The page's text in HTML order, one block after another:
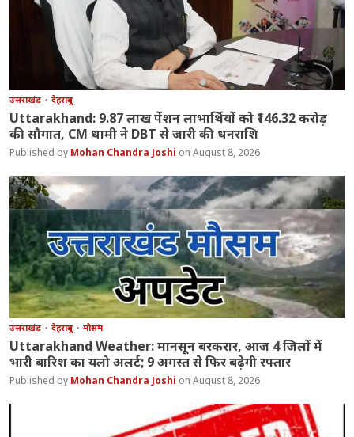
उत्तराखंड देहरादून
Uttarakhand: 9.87 लाख पेंशन लाभार्थियों को ₹146.32 करोड़
की सौगात, CM धामी ने DBT से जारी की धनराशि
Mohan Chandra Joshi August 8, 2026
उत्तराखंड देहरादून मौसम
Uttarakhand Weather: मानसून बरकरार, आज 4 जिलों में
भारी बारिश का यलो अलर्ट; 9 अगस्त से फिर बढ़ेगी रफ्तार
Mohan Chandra Joshi August 8, 2026